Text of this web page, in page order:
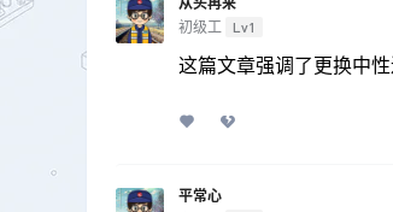
初级工 Lv1
这篇文章强调了更换中
平常心